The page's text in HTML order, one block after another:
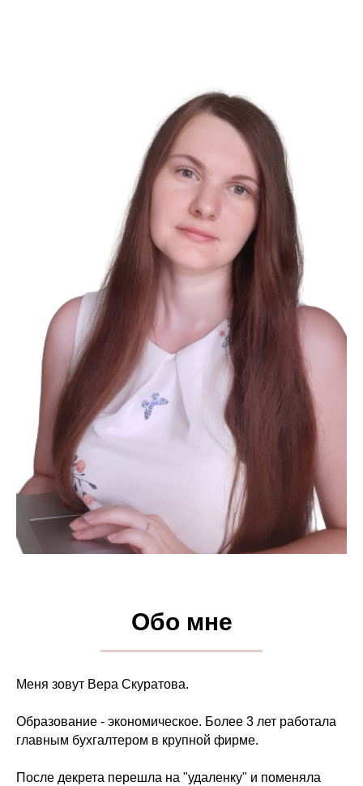
Обо мне
Меня зовут Вера Скуратова.
Образование - экономическое. Более 3 лет работала
главным бухгалтером в крупной фирме.
После декрета перешла на "удаленку" и поменяла